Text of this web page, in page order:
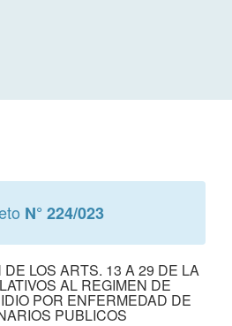
N° 224/023
LOS ARTS. 13 A 29 DE LA
AL REGIMEN DE
POR ENFERMEDAD DE
PUBLICOS